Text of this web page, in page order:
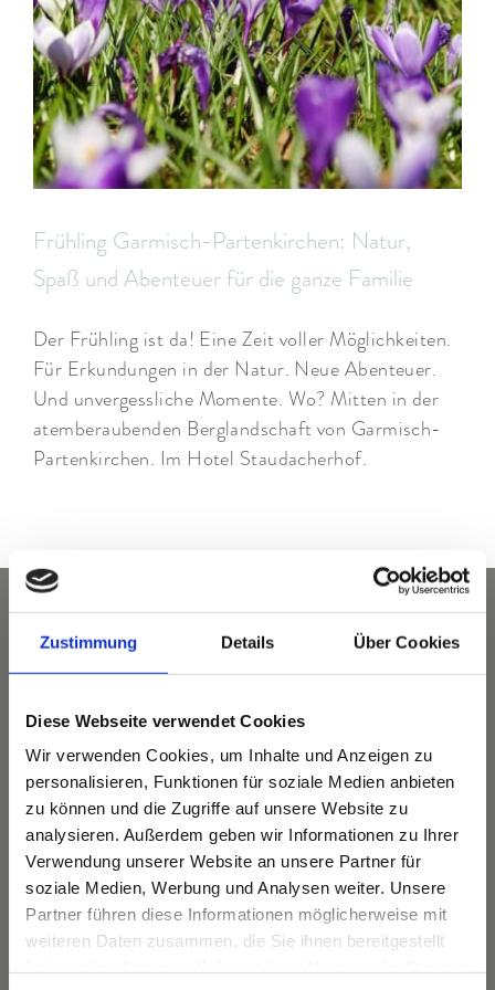
Zustimmung Details Über Cookies
Diese Webseite verwendet Cookies
Wir verwenden Cookies, um Inhalte und Anzeigen zu
personalisieren, Funktionen für soziale Medien anbieten
zu können und die Zugriffe auf unsere Website zu
analysieren. Außerdem geben wir Informationen zu Ihrer
Verwendung unserer Website an unsere Partner für
soziale Medien, Werbung und Analysen weiter. Unsere
Partner führen diese Informationen möglicherweise mit
weiteren Daten zusammen, die Sie ihnen bereitgestellt
ARRANGEMENTS
WISSENSWERTES
Frühling Garmisch-Partenkirchen: Natur,
Spaß und Abenteuer für die ganze Familie
Der Frühling ist da! Eine Zeit voller Möglichkeiten.
Für Erkundungen in der Natur. Neue Abenteuer.
Und unvergessliche Momente. Wo? Mitten in der
atemberaubenden Berglandschaft von Garmisch-
Partenkirchen. Im Hotel Staudacherhof.
Ihre Gastgeber
Unsere Tradition